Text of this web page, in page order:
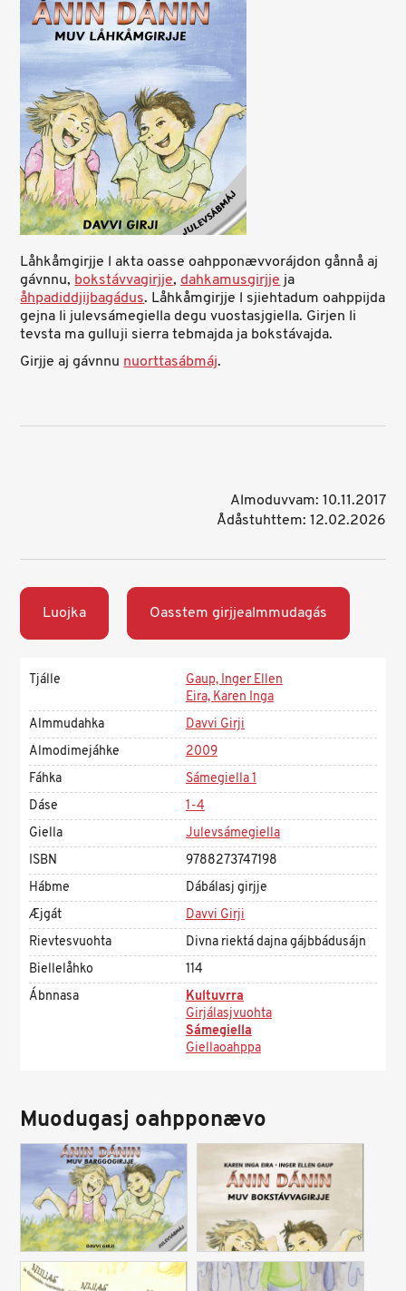
Låhkåmgirjje l akta oasse oahpponævvorájdon gånnå aj
gávnnu,bokstávvagirjje,dahkamusgirjjeja
åhpadiddjijbagádus. Låhkåmgirjje l sjiehtadum oahppijda
gejna li julevsámegiella degu vuostasjgiella. Girjen li
tevsta ma gulluji sierra tebmajda ja bokstávajda.
Girjje aj gávnnunuorttasábmáj.
Almoduvvam: 10.11.2017
Ådåstuhttem: 12.02.2026
Luojka Oasstem girjjealmmudagás
Tjálle
Gaup, Inger Ellen
Eira, Karen Inga
Almmudahka
Davvi Girji
Almodimejáhke
2009
Fáhka
Sámegiella 1
Dáse
1-4
Giella
Julevsámegiella
ISBN
9788273747198
Hábme
Dábálasj girjje
Æjgát
Davvi Girji
Rievtesvuohta
Divna riektá dajna gájbbádusájn
Biellelåhko
114
Ábnnasa
Kultuvrra
Girjálasjvuohta
Sámegiella
Giellaoahppa
Muodugasj oahpponævo